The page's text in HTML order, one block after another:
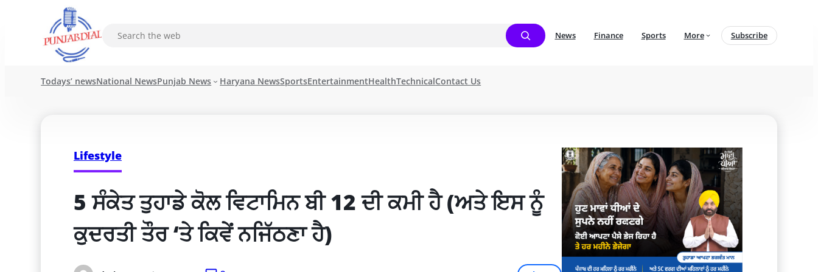
News Finance Sports More Subscribe
Todays’ newsNational NewsPunjab News Haryana NewsSportsEntertainmentHealthTechnicalContact Us
Lifestyle
5 ਸੰਕੇਤ ਤੁਹਾਡੇ ਕੋਲ ਵਿਟਾਮਿਨ ਬੀ 12 ਦੀ ਕਮੀ ਹੈ (ਅਤੇ ਇਸ ਨੂੰ
ਕੁਦਰਤੀ ਤੌਰ ‘ਤੇ ਕਿਵੇਂ ਨਜਿੱਠਣਾ ਹੈ)